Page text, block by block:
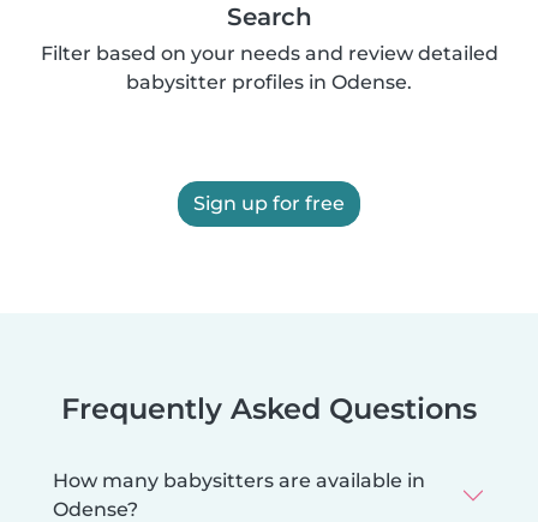
Search
Filter based on your needs and review detailed
babysitter profiles in Odense.
Sign up for free
Frequently Asked Questions
How many babysitters are available in
Odense?